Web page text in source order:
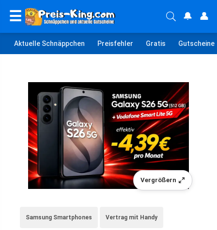
☰ 🔔 👤
Aktuelle Schnäppchen Preisfehler Gratis Gutscheine
Vergrößern
Samsung Smartphones Vertrag mit Handy